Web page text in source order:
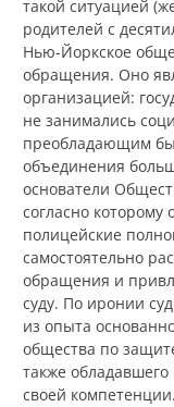
такой ситуацией
родителей с
Нью-Йоркское
обращения. Оно
организацией:
не занимались
преобладающим
объединения
основатели
согласно
полицейские
самостоятельно
обращения и
суду. По иронии
из опыта
общества по
также
своей компетенции.